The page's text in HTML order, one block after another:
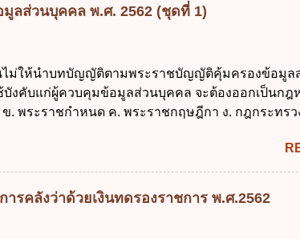
าหรือมารดา ซึ่งเป็นผู้ใช้อำนาจปกครอง 2.3 ผู้ปกคร
แพ่งและพาณิชย์ 2.4 บุคคลที่เด็กอยู่ด้วยเป็นประจำ
ภาคต้น (ภาคเรียนที่ 1) 4. กรณีผู้ปกครองยังไม่ได้ส่งเด็
ต่วันแรกของการเปิดเรียนภาคต้น ถ้าสถานศึกษายังมิ
ลส่วนบุคคล พ.ศ. 2562 (ชุดที่ 1)
ไม่ให้นำบทบัญญัติตามพระราชบัญญัติคุ้มครองข้อมูล
บังคับแก่ผู้ควบคุมข้อมูลส่วนบุคคล จะต้องออกเป็นกฎ
. พระราชกำหนด ค. พระราชกฤษฎีกา ง. กฎกระทรว
ชบัญญัติคุ้มครองข้อมูลส่วนบุคคล พ.ศ. 2562 ก. หน่วย
นการศึกษา ค. กิจการด้านความบันเทิงและนันทนาก
วไป พระราชบัญญัติคุ้มครองข้อมูลส่วนบุคคล พ.ศ.
2562 ข้อ 4 "บุคคลหรือนิติบุคคลซึ่งมีอำนาจหน้าที่ตัดสิ
รคลังว่าด้วยเงินทดรองราชการ พ.ศ.2562